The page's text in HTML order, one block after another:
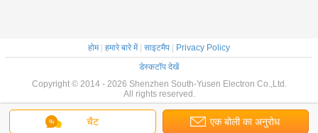
चैट एक बोली का अनुरोध
होम| हमारे बारे में| साइटमैप | Privacy Policy
डेस्कटॉप देखें
Copyright © 2014 - 2026 Shenzhen South-Yusen Electron Co.,Ltd.
All rights reserved.